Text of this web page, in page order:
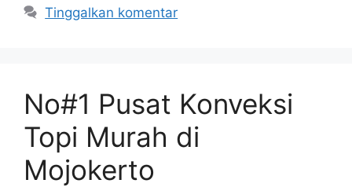
Tinggalkan komentar
No#1 Pusat Konveksi
Topi Murah di
Mojokerto